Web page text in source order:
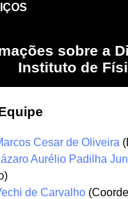
sobre a
Instituto de
Cesar de Oliveira
Aurélio Padilha
de Carvalho